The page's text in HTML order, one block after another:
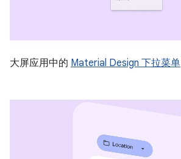
大屏应用中的 Material Design 下拉菜单